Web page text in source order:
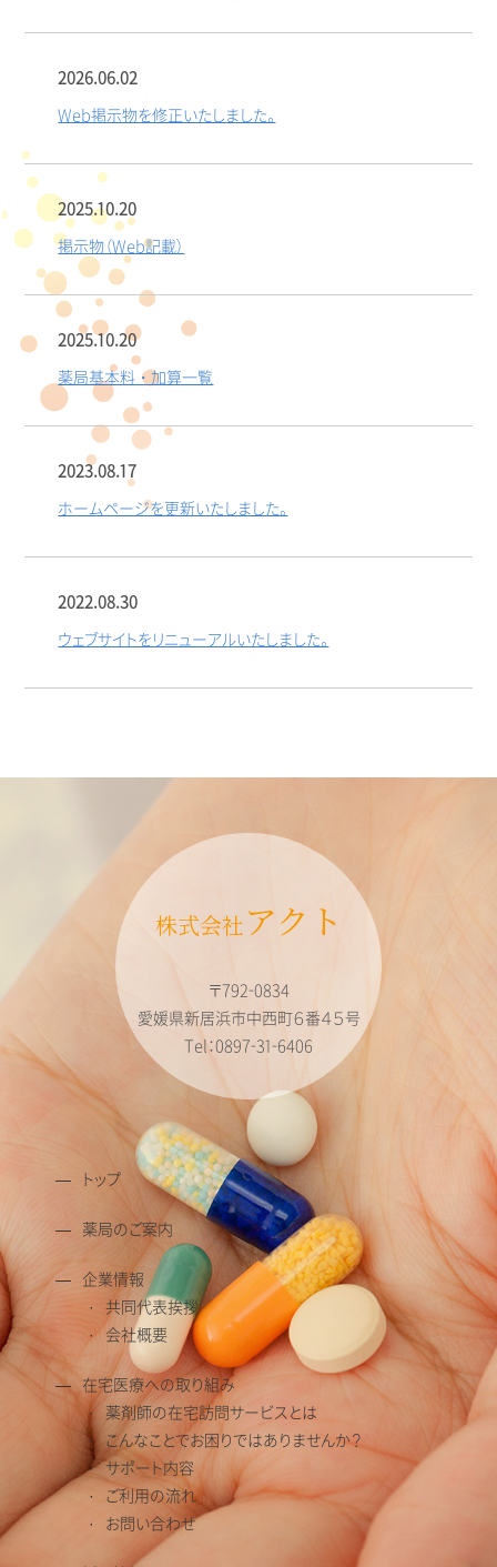
2026.06.02
Web掲示物を修正いたしました。
2025.10.20
掲示物（Web記載）
2025.10.20
薬局基本料・加算一覧
2023.08.17
ホームページを更新いたしました。
2022.08.30
ウェブサイトをリニューアルいたしました。
株式会社アクト
〒792-0834
愛媛県新居浜市中西町６番４５号
Tel：0897-31-6406
トップ
薬局のご案内
企業情報
共同代表挨拶
会社概要
在宅医療への取り組み
薬剤師の在宅訪問サービスとは
こんなことでお困りではありませんか？
サポート内容
ご利用の流れ
お問い合わせ